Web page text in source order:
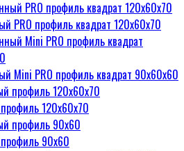
PRO профиль квадрат 120х60х70
Mini PRO профиль квадрат 90х60х60
120х60х70
90х60